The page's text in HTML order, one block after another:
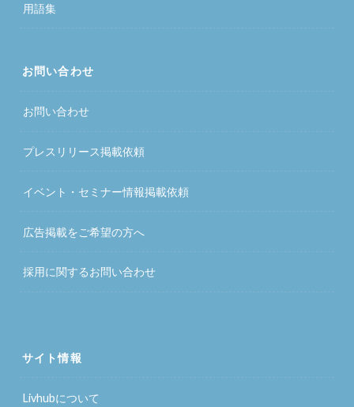
用語集
お問い合わせ
お問い合わせ
プレスリリース掲載依頼
イベント・セミナー情報掲載依頼
広告掲載をご希望の方へ
採用に関するお問い合わせ
サイト情報
Livhubについて